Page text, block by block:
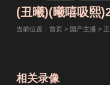
(丑曦)(曦嘻吸熙
当前位置： 首页 > 国产主播 >
相关录像